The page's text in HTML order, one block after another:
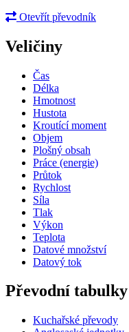
Otevřít převodník
Veličiny
Čas
Délka
Hmotnost
Hustota
Kroutící moment
Objem
Plošný obsah
Práce (energie)
Průtok
Rychlost
Síla
Tlak
Výkon
Teplota
Datové množství
Datový tok
Převodní tabulky
Kuchařské převody